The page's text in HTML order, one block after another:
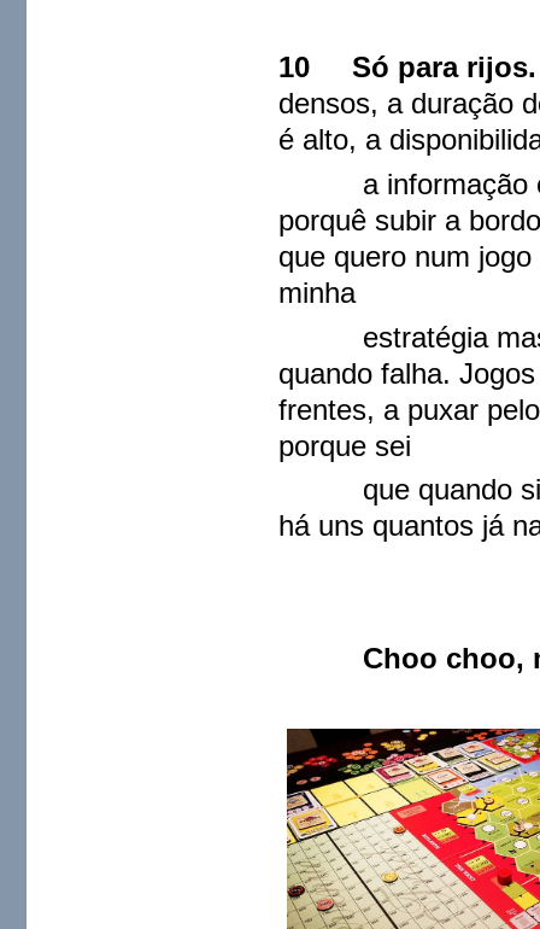
10 Só para
densos, a duração
é alto, a
a informação é
porquê subir a
que quero num
minha
estratégia mas
quando falha.
frentes, a puxar
porque sei
que quando
há uns quantos já
Choo choo,